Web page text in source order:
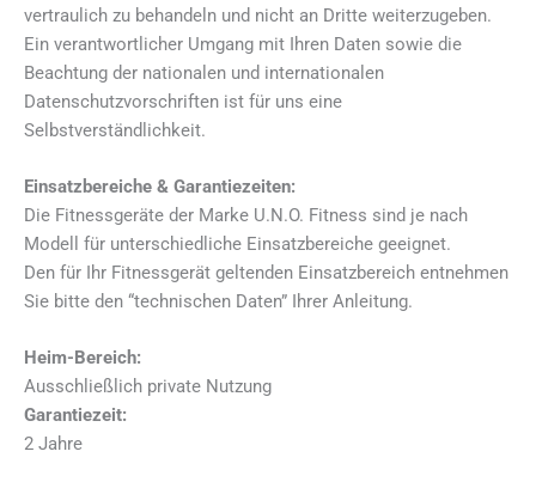
vertraulich zu behandeln und nicht an Dritte weiterzugeben.
Ein verantwortlicher Umgang mit Ihren Daten sowie die
Beachtung der nationalen und internationalen
Datenschutzvorschriften ist für uns eine
Selbstverständlichkeit.
Einsatzbereiche & Garantiezeiten:
Die Fitnessgeräte der Marke U.N.O. Fitness sind je nach
Modell für unterschiedliche Einsatzbereiche geeignet.
Den für Ihr Fitnessgerät geltenden Einsatzbereich entnehmen
Sie bitte den “technischen Daten” Ihrer Anleitung.
Heim-Bereich:
Ausschließlich private Nutzung
Garantiezeit:
2 Jahre